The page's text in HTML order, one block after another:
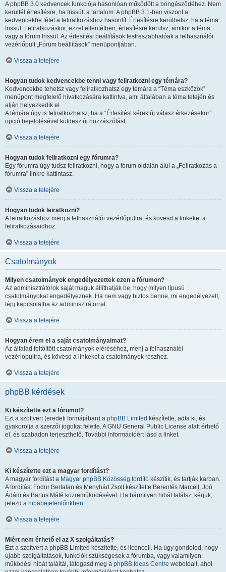
A phpBB 3.0 kedvencek funkciója hasonlóan működött a böngésződéhez. Nem
kerültél értesítésre, ha frissült a tartalom. A phpBB 3.1-ben viszont a
kedvencekbe tétel a feliratkozáshoz hasonlít. Értesítésre kerülhetsz, ha a téma
frissül. Feliratkozáskor, ezzel ellentétben, értesítésre kerülsz, amikor a téma
vagy a fórum frissül. Az értesítési beállítások testreszabhatóak a felhasználói
vezérlőpult „Fórum beállítások” menüpontjában.
Vissza a tetejére
Hogyan tudok kedvencekbe tenni vagy feliratkozni egy témára?
Kedvencekbe tehetsz vagy feliratkozhatsz egy témára a “Téma eszközök”
menüpont megfelelő hivatkozására kattintva, ami általában a téma tetején és
alján helyezkedik el.
A témára úgy is feliratkozhatsz, ha a “Értesítést kérek új válasz érkezésekor”
opció bejelölésével küldesz új hozzászólást.
Vissza a tetejére
Hogyan tudok feliratkozni egy fórumra?
Egy fórumra úgy tudsz feliratkozni, hogy a fórum oldalán alul a „Feliratkozás a
fórumra” linkre kattintasz.
Vissza a tetejére
Hogyan tudok leiratkozni?
A leiratkozáshoz menj a felhasználói vezérlőpultra, és kövesd a linkeket a
feliratkozásaidhoz.
Vissza a tetejére
Csatolmányok
Milyen csatolmányok engedélyezettek ezen a fórumon?
Az adminisztrátorok saját maguk állíthatják be, hogy milyen típusú
csatolmányokat engedélyeznek. Ha nem vagy biztos benne, mi engedélyezett,
lépj kapcsolatba az adminisztrátorral.
Vissza a tetejére
Hogyan érem el a saját csatolmányaimat?
Az általad feltöltött csatolmányok eléréséhez, menj a felhasználói
vezérlőpultra, és kövesd a linkeket a csatolmányok részhez.
Vissza a tetejére
phpBB kérdések
Ki készítette ezt a fórumot?
Ezt a szoftvert (eredeti formájában) a phpBB Limited készítette, adta ki, és
gyakorolja a szerzői jogokat felette. A GNU General Public License alatt érhető
el, és szabadon terjeszthető. További információért lásd a linket.
Vissza a tetejére
Ki készítette ezt a magyar fordítást?
A magyar fordítást a Magyar phpBB Közösség fordító készítik, és tartják karban.
A fordítást Fodor Bertalan és Menyhárt Zsolt készítette Berentés Marcell, Joó
Ádám és Bartus Máté közreműködésével. Ha bármilyen hibát találsz, kérjük,
jelezd a hibabejelentőnkben.
Vissza a tetejére
Miért nem érhető el az X szolgáltatás?
Ezt a szoftvert a phpBB Limited készítette, és licenceli. Ha úgy gondolod, hogy
újabb szolgáltatások, funkciók szükségesek a fórumba, vagy valamilyen
működési hibát találtál, látogasd meg a phpBB Ideas Centre weboldalt, ahol